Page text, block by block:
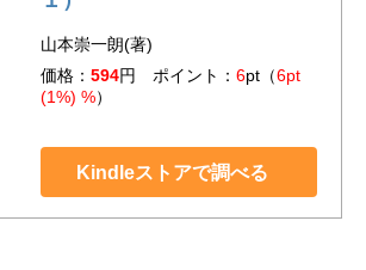
山本崇一朗(著)
価格： 594円 ポイント： 6pt（6pt
(1%) %）
Kindleストアで調べる